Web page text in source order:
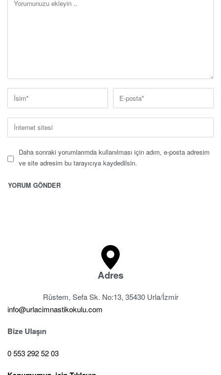
Daha sonraki yorumlarımda kullanılması için adım, e-posta adresim
ve site adresim bu tarayıcıya kaydedilsin.
Adres
Rüstem, Sefa Sk. No:13, 35430 Urla/İzmir
info@urlacimnastikokulu.com
Bize Ulaşın
0 553 292 52 03